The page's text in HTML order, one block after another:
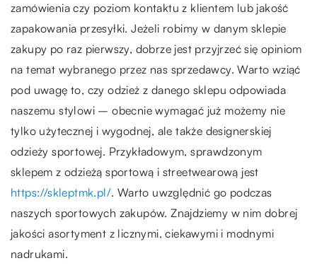
zamówienia czy poziom kontaktu z klientem lub jakość
zapakowania przesyłki. Jeżeli robimy w danym sklepie
zakupy po raz pierwszy, dobrze jest przyjrzeć się opiniom
na temat wybranego przez nas sprzedawcy. Warto wziąć
pod uwagę to, czy odzież z danego sklepu odpowiada
naszemu stylowi – obecnie wymagać już możemy nie
tylko użytecznej i wygodnej, ale także designerskiej
odzieży sportowej. Przykładowym, sprawdzonym
sklepem z odzieżą sportową i streetwearową jest
https://skleptmk.pl/. Warto uwzględnić go podczas
naszych sportowych zakupów. Znajdziemy w nim dobrej
jakości asortyment z licznymi, ciekawymi i modnymi
nadrukami.